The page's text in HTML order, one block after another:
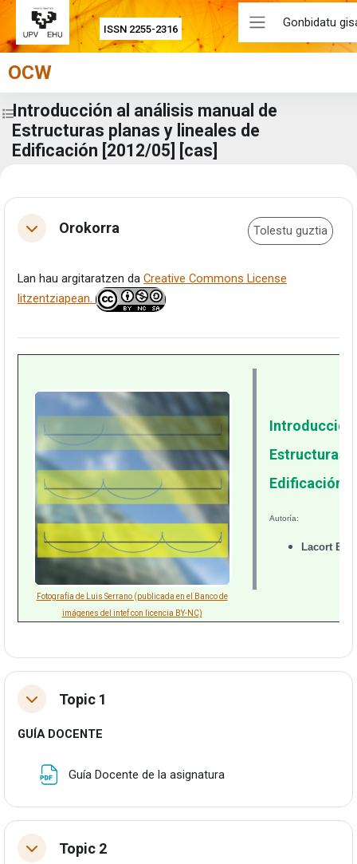
ISSN 2255-2316 Gonbidatu
Joan eduki nagusira zuzenean
OCW
Zabaldu ikastaroaren aurkibidea
Introducción al análisis manual de
Estructuras planas y lineales de
Edificación [2012/05] [cas]
Eduki-bloke nagusiak
Atalaren laburpena
TolestuOrokorra Tolestu guztia
Lan hau argitaratzen da Creative Commons License
litzentziapean.
Fotografía de Luis Serrano (publicada en el Banco de
imágenes del intef con licencia BY-NC)
Estructuras
Edificación,
Autoría:
Lacort
TolestuTopic 1
GUÍA DOCENTE
Guía Docente de la asignatura
TolestuTopic 2